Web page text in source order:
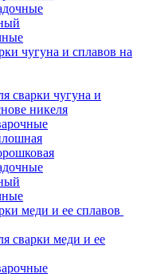
чугуна и сплавов на
сварки чугуна и
никеля
меди и ее сплавов
сварки меди и ее